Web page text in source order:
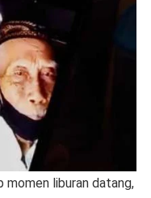
momen liburan datang,